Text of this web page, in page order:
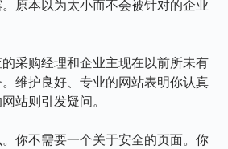
原本以为太小而不会被针对的企业
采购经理和企业主现在以前所未有
维护良好、专业的网站表明你认真
站则引发疑问。
你不需要一个关于安全的页面。你